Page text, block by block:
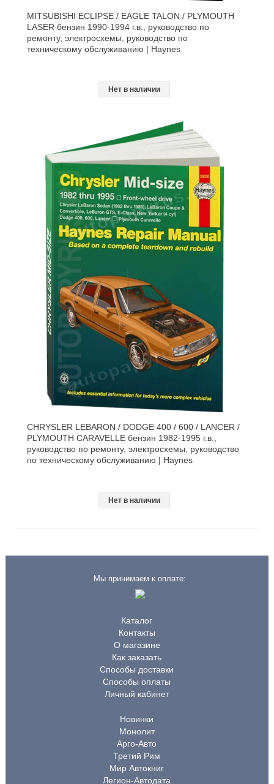
MITSUBISHI ECLIPSE / EAGLE TALON / PLYMOUTH
LASER бензин 1990-1994 г.в., руководство по
ремонту, электросхемы, руководство по
техническому обслуживанию | Haynes
Нет в наличии
CHRYSLER LEBARON / DODGE 400 / 600 / LANCER /
PLYMOUTH CARAVELLE бензин 1982-1995 г.в.,
руководство по ремонту, электросхемы, руководство
по техническому обслуживанию | Haynes
Нет в наличии
Мы принимаем к оплате:
Каталог
Контакты
О магазине
Как заказать
Способы доставки
Способы оплаты
Личный кабинет
Новинки
Монолит
Арго-Авто
Третий Рим
Мир Автокниг
Легион-Автодата